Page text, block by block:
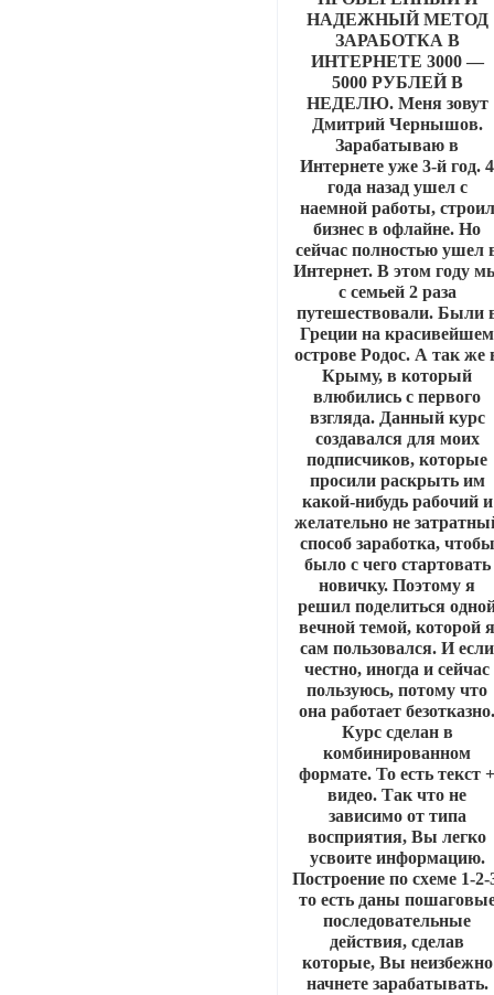
НАДЕЖНЫЙ МЕТОД
ЗАРАБОТКА В
ИНТЕРНЕТЕ 3000 —
5000 РУБЛЕЙ В
НЕДЕЛЮ. Меня зовут
Дмитрий Чернышов.
Зарабатываю в
Интернете уже 3-й год. 4
года назад ушел с
наемной работы, строил
бизнес в офлайне. Но
сейчас полностью ушел
Интернет. В этом году
с семьей 2 раза
путешествовали. Были
Греции на красивейшем
острове Родос. А так же
Крыму, в который
влюбились с первого
взгляда. Данный курс
создавался для моих
подписчиков, которые
просили раскрыть им
какой-нибудь рабочий и
желательно не
способ заработка, чтобы
было с чего стартовать
новичку. Поэтому я
решил поделиться
вечной темой, которой
сам пользовался. И если
честно, иногда и сейчас
пользуюсь, потому что
она работает
Курс сделан в
комбинированном
формате. То есть текст
видео. Так что не
зависимо от типа
восприятия, Вы легко
усвоите информацию.
Построение по схеме 1-2-
то есть даны
последовательные
действия, сделав
которые, Вы неизбежно
начнете зарабатывать.